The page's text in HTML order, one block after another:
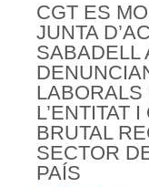
On trobar-nos
Estatuts del
Protocol
On trobar-nos
Agenda
CGT ES
JUNTA
SABADELL
LABORALS
L’ENTITAT
BRUTAL
SECTOR
PAÍS